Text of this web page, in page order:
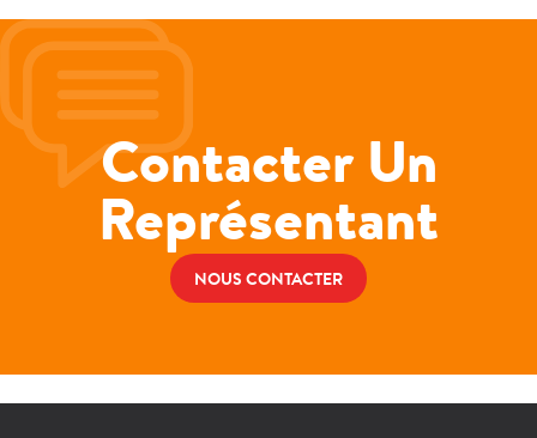
Contacter Un
Représentant
NOUS CONTACTER